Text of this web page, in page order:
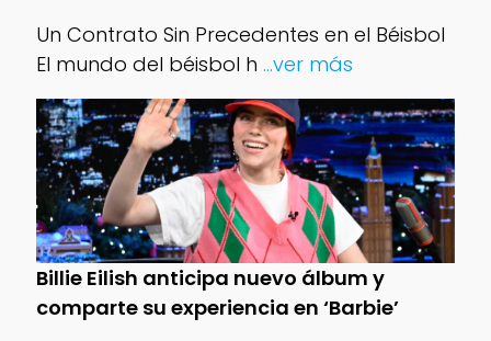
Un Contrato Sin Precedentes en el Béisbol
El mundo del béisbol h ...ver más
Billie Eilish anticipa nuevo álbum y
comparte su experiencia en ‘Barbie’